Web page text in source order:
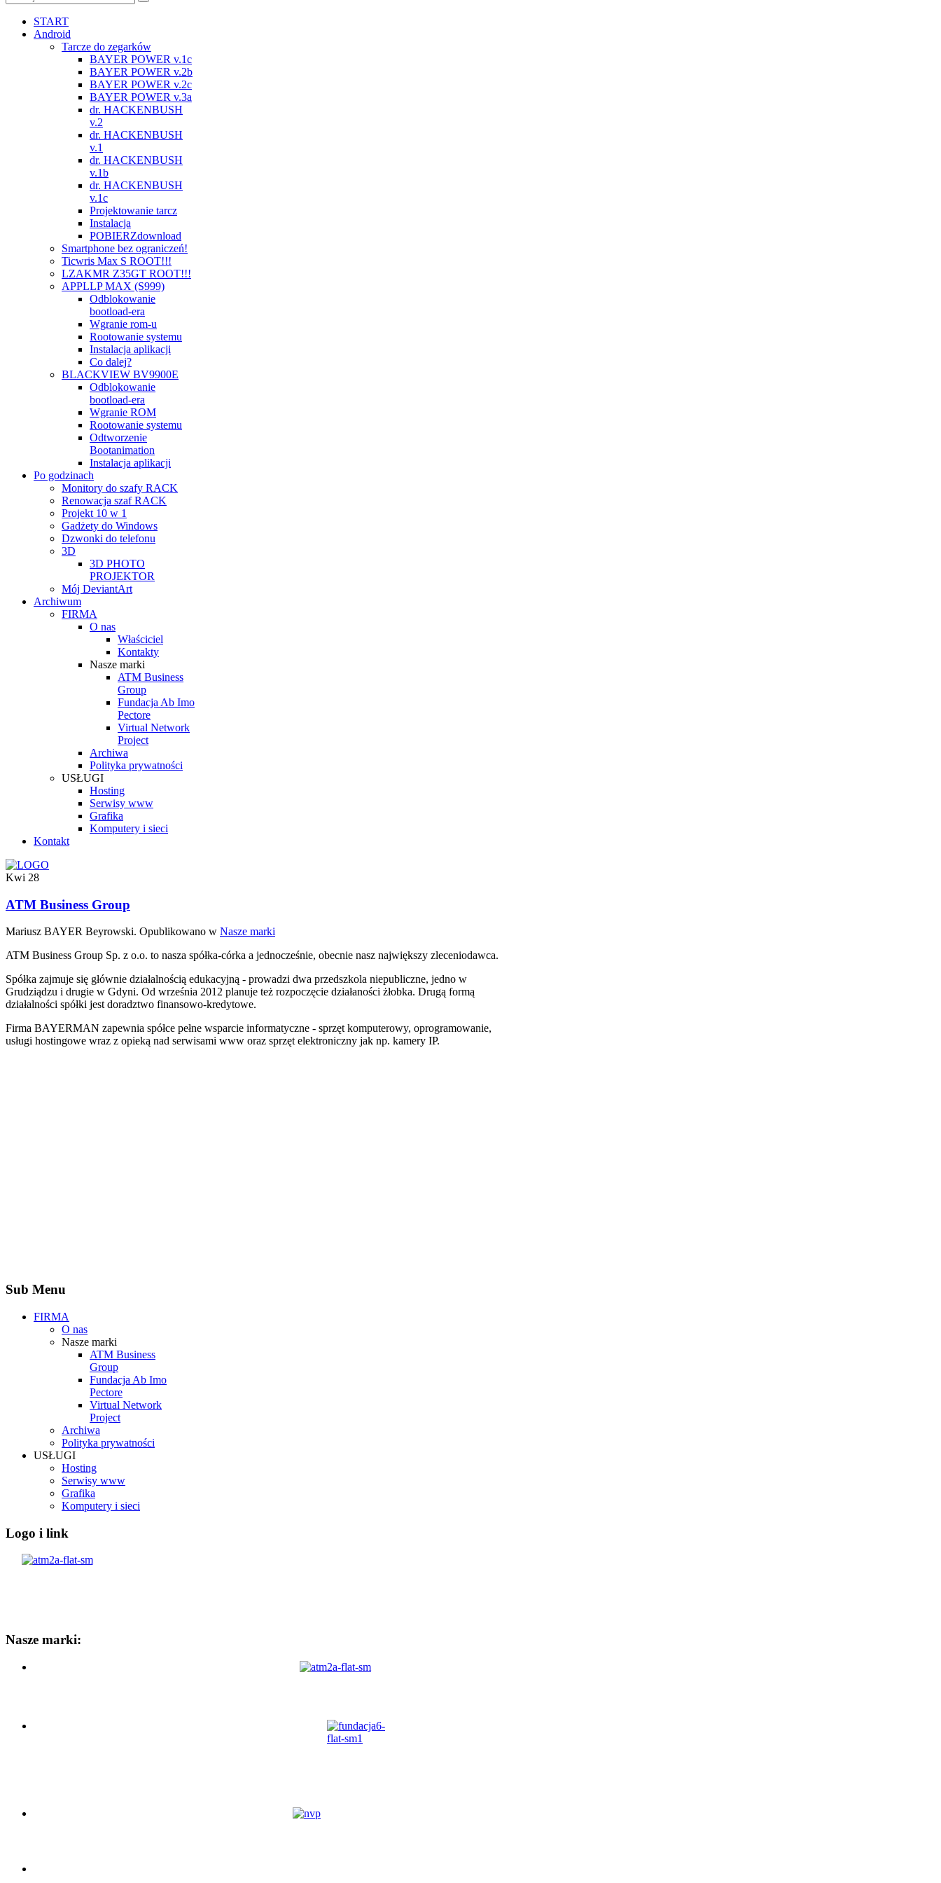
START
Android
Tarcze do zegarków
BAYER POWER v.1c
BAYER POWER v.2b
BAYER POWER v.2c
BAYER POWER v.3a
dr. HACKENBUSH
v.2
dr. HACKENBUSH
v.1
dr. HACKENBUSH
v.1b
dr. HACKENBUSH
v.1c
Projektowanie tarcz
Instalacja
POBIERZdownload
Smartphone bez ograniczeń!
Ticwris Max S ROOT!!!
LZAKMR Z35GT ROOT!!!
APPLLP MAX (S999)
Odblokowanie
bootload-era
Wgranie rom-u
Rootowanie systemu
Instalacja aplikacji
Co dalej?
BLACKVIEW BV9900E
Odblokowanie
bootload-era
Wgranie ROM
Rootowanie systemu
Odtworzenie
Bootanimation
Instalacja aplikacji
Po godzinach
Monitory do szafy RACK
Renowacja szaf RACK
Projekt 10 w 1
Gadżety do Windows
Dzwonki do telefonu
3D
3D PHOTO
PROJEKTOR
Mój DeviantArt
Archiwum
FIRMA
O nas
Właściciel
Kontakty
Nasze marki
ATM Business
Group
Fundacja Ab Imo
Pectore
Virtual Network
Project
Archiwa
Polityka prywatności
USŁUGI
Hosting
Serwisy www
Grafika
Komputery i sieci
Kontakt
Kwi 28
ATM Business Group
Mariusz BAYER Beyrowski. Opublikowano w Nasze marki
ATM Business Group Sp. z o.o. to nasza spółka-córka a jednocześnie, obecnie nasz największy zleceniodawca.
Spółka zajmuje się głównie działalnością edukacyjną - prowadzi dwa przedszkola niepubliczne, jedno w
Grudziądzu i drugie w Gdyni. Od września 2012 planuje też rozpoczęcie działaności żłobka. Drugą formą
działalności spółki jest doradztwo finansowo-kredytowe.
Firma BAYERMAN zapewnia spółce pełne wsparcie informatyczne - sprzęt komputerowy, oprogramowanie,
usługi hostingowe wraz z opieką nad serwisami www oraz sprzęt elektroniczny jak np. kamery IP.
Sub Menu
FIRMA
O nas
Nasze marki
ATM Business
Group
Fundacja Ab Imo
Pectore
Virtual Network
Project
Archiwa
Polityka prywatności
USŁUGI
Hosting
Serwisy www
Grafika
Komputery i sieci
Logo i link
Nasze marki: